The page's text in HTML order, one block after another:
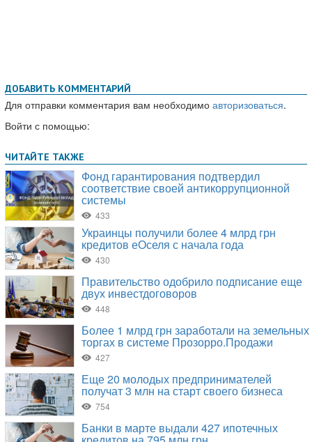
ДОБАВИТЬ КОММЕНТАРИЙ
Для отправки комментария вам необходимо авторизоваться.
Войти с помощью: